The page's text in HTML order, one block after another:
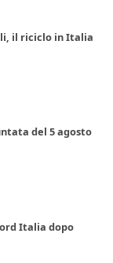
il riciclo in Italia
del 5 agosto
Italia dopo